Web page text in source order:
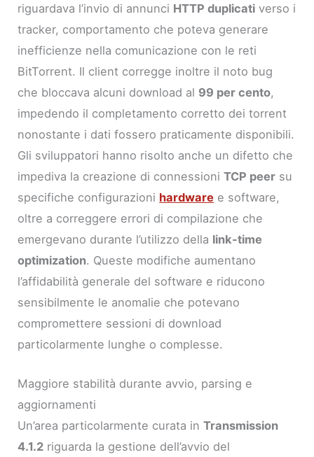
riguardava l’invio di annunci HTTP duplicati verso i
tracker, comportamento che poteva generare
inefficienze nella comunicazione con le reti
BitTorrent. Il client corregge inoltre il noto bug
che bloccava alcuni download al 99 per cento,
impedendo il completamento corretto dei torrent
nonostante i dati fossero praticamente disponibili.
Gli sviluppatori hanno risolto anche un difetto che
impediva la creazione di connessioniTCP peer su
specifiche configurazioni hardware e software,
oltre a correggere errori di compilazione che
emergevano durante l’utilizzo della link-time
optimization. Queste modifiche aumentano
l’affidabilità generale del software e riducono
sensibilmente le anomalie che potevano
compromettere sessioni di download
particolarmente lunghe o complesse.
Maggiore stabilità durante avvio, parsing e
aggiornamenti
Un’area particolarmente curata inTransmission
4.1.2 riguarda la gestione dell’avvio del